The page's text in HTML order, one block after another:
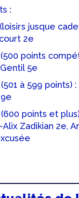
:
jusque
2e
points
5e
à 599 points)
points et
Zadikian 2e,